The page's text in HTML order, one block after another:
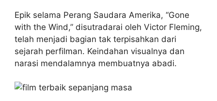
Epik selama Perang Saudara Amerika, “Gone
with the Wind,” disutradarai oleh Victor Fleming,
telah menjadi bagian tak terpisahkan dari
sejarah perfilman. Keindahan visualnya dan
narasi mendalamnya membuatnya abadi.